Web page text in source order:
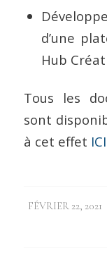
d’une
Hub
Tous les
sont
à cet effet ICI
FÉVRIER 22, 2021
/